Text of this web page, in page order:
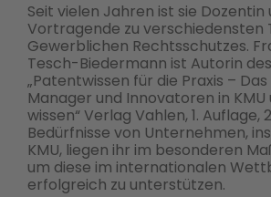
Seit vielen Jahren ist sie Dozentin
Vortragende zu verschiedensten
Gewerblichen Rechtsschutzes.
Tesch-Biedermann ist Autorin
„Patentwissen für die Praxis –
Manager und Innovatoren in
wissen“ Verlag Vahlen, 1. Auflage,
Bedürfnisse von Unternehmen,
KMU, liegen ihr im besonderen
um diese im internationalen
erfolgreich zu unterstützen.